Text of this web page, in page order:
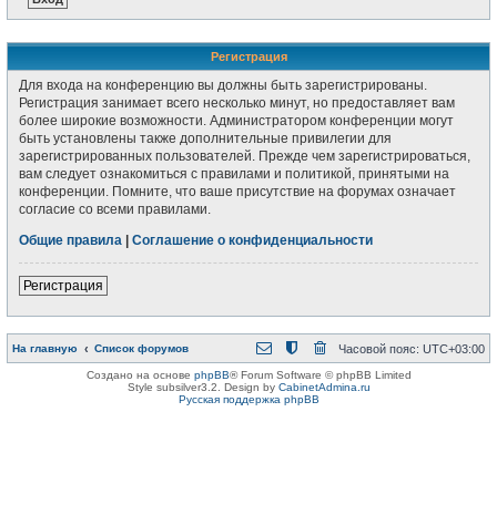
Регистрация
Для входа на конференцию вы должны быть зарегистрированы.
Регистрация занимает всего несколько минут, но предоставляет вам
более широкие возможности. Администратором конференции могут
быть установлены также дополнительные привилегии для
зарегистрированных пользователей. Прежде чем зарегистрироваться,
вам следует ознакомиться с правилами и политикой, принятыми на
конференции. Помните, что ваше присутствие на форумах означает
согласие со всеми правилами.
Общие правила
Соглашение о конфиденциальности
Регистрация
На главную Список форумов Часовой пояс: UTC+03:00
Создано на основе phpBB® Forum Software © phpBB Limited
Style subsilver3.2. Design by CabinetAdmina.ru
Русская поддержка phpBB